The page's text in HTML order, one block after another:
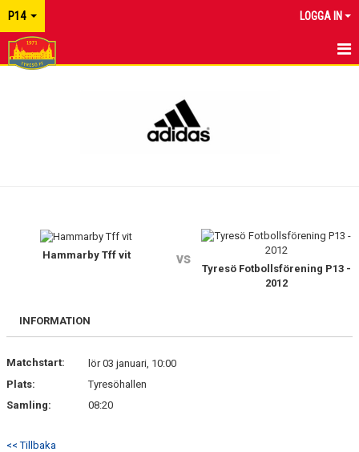
P14 LOGGA IN
BILDGALLERI
KONTAKT
Hammarby Tff vit vs
Tyresö Fotbollsförening P13 -
2012
INFORMATION
Matchstart:
lör 03 januari, 10:00
Plats:
Tyresöhallen
Samling:
08:20
<< Tillbaka